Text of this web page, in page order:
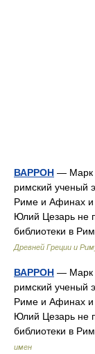
ВАРРОН — Марк
римский ученый
Риме и Афинах и
Юлий Цезарь не
библиотеки в
Древней Греции и
ВАРРОН — Марк
римский ученый
Риме и Афинах и
Юлий Цезарь не
библиотеки в
имен